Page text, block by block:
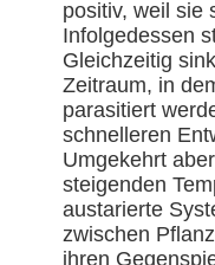
positiv, weil sie
Infolgedessen
Gleichzeitig
Zeitraum, in
parasitiert
schnelleren
Umgekehrt
steigenden
austarierte
zwischen
ihren